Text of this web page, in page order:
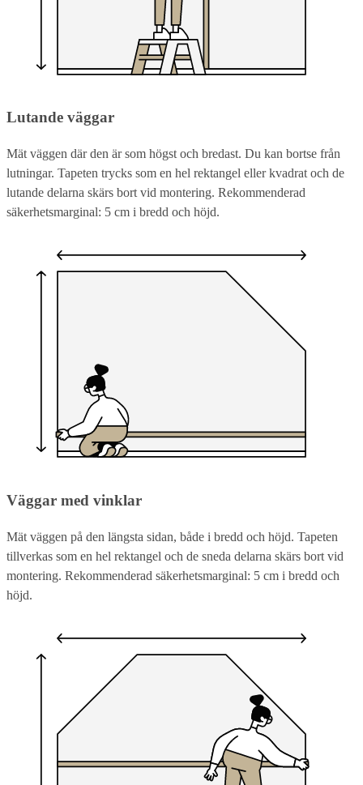
Lutande väggar
Mät väggen där den är som högst och bredast. Du kan bortse från
lutningar. Tapeten trycks som en hel rektangel eller kvadrat och de
lutande delarna skärs bort vid montering. Rekommenderad
säkerhetsmarginal: 5 cm i bredd och höjd.
Väggar med vinklar
Mät väggen på den längsta sidan, både i bredd och höjd. Tapeten
tillverkas som en hel rektangel och de sneda delarna skärs bort vid
montering. Rekommenderad säkerhetsmarginal: 5 cm i bredd och
höjd.